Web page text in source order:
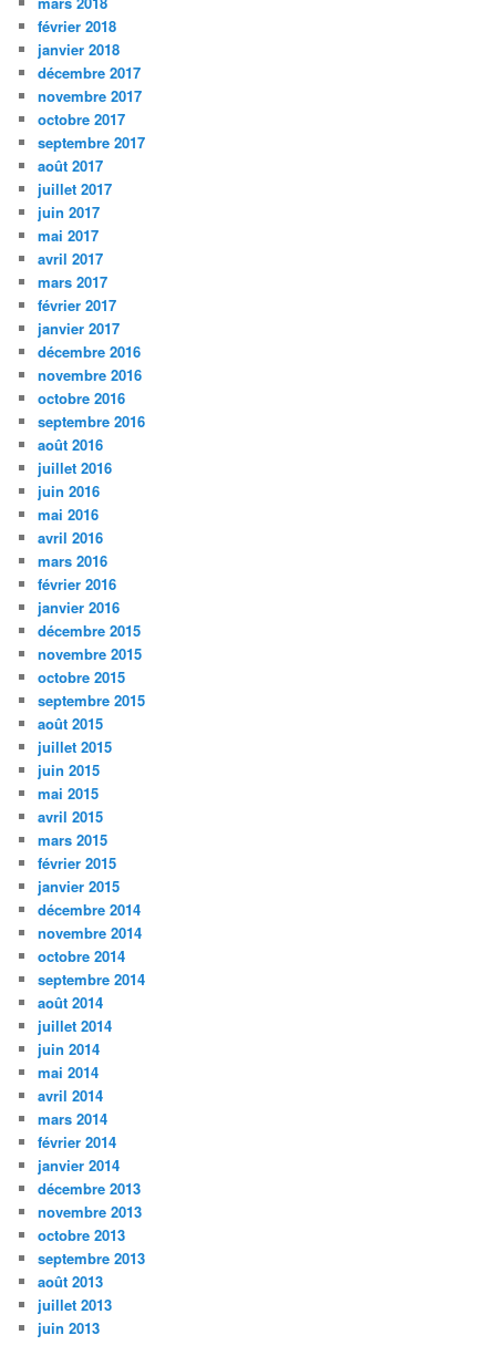
février 2018
janvier 2018
décembre 2017
novembre 2017
octobre 2017
septembre 2017
août 2017
juillet 2017
juin 2017
mai 2017
avril 2017
mars 2017
février 2017
janvier 2017
décembre 2016
novembre 2016
octobre 2016
septembre 2016
août 2016
juillet 2016
juin 2016
mai 2016
avril 2016
mars 2016
février 2016
janvier 2016
décembre 2015
novembre 2015
octobre 2015
septembre 2015
août 2015
juillet 2015
juin 2015
mai 2015
avril 2015
mars 2015
février 2015
janvier 2015
décembre 2014
novembre 2014
octobre 2014
septembre 2014
août 2014
juillet 2014
juin 2014
mai 2014
avril 2014
mars 2014
février 2014
janvier 2014
décembre 2013
novembre 2013
octobre 2013
septembre 2013
août 2013
juillet 2013
juin 2013